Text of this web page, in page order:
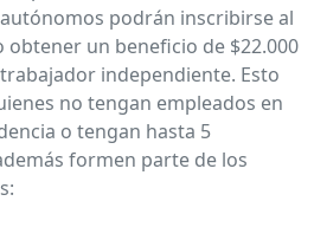
podrán inscribirse al
obtener un beneficio de $22.000
independiente. Esto
no tengan empleados en
o tengan hasta 5
formen parte de los